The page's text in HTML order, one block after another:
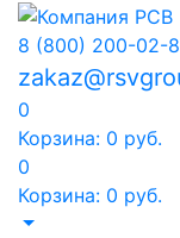
8 (800) 200-02-
0
Корзина: 0 руб.
0
Корзина: 0 руб.